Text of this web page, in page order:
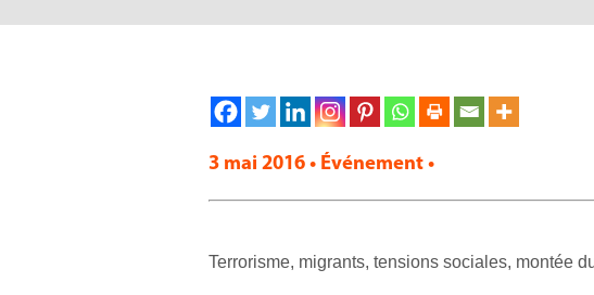
3 mai 2016 • Événement •
Terrorisme, migrants, tensions sociales, montée